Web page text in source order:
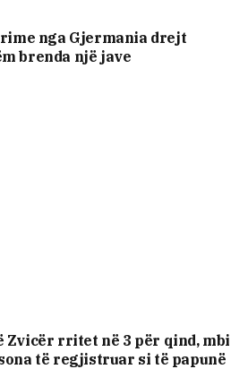
nga Gjermania drejt
brenda një jave
Zvicër rritet në 3 për qind, mbi
të regjistruar si të papunë